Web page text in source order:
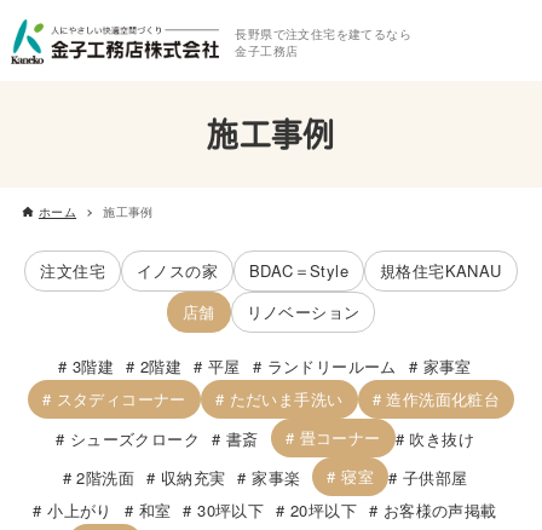
長野県で注文住宅を建てるなら
金子工務店
施工事例
ホーム 施工事例
注文住宅 イノスの家 BDAC＝Style
規格住宅KANAU
店舗
リノベーション
3階建 2階建 平屋 ランドリールーム
家事室
スタディコーナー
ただいま手洗い
造作洗面化粧台
シューズクローク
書斎 畳コーナー
吹き抜け
2階洗面
収納充実 家事楽 寝室
子供部屋
小上がり
和室 30坪以下 20坪以下
お客様の声掲載